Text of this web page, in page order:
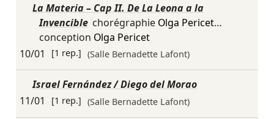
La Materia – Cap II. De La Leona a la
Invencible chorégraphie Olga Pericet…
conception Olga Pericet
10/01
[1 rep.] (Salle Bernadette Lafont)
Israel Fernández / Diego del Morao
11/01
[1 rep.] (Salle Bernadette Lafont)